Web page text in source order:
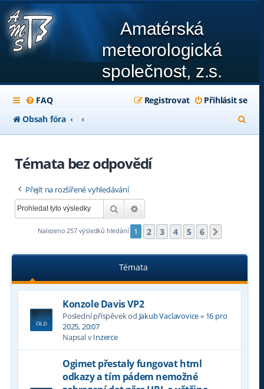
Amatérská
meteorologická
společnost, z.s.
FAQ Přihlásit se
Registrovat
Obsah fóra
l
Témata bez odpovědí
Přejít na rozšířené vyhledávání
Hledat
Nalezeno 257 výsledků hledání 1 2 3 4 5 6
Témata
Konzole Davis VP2
Poslední příspěvek od Jakub Vaclavovice« 16 pro
2025, 20:07
Napsal vInzerce
Ogimet přestaly fungovat html
odkazy a tím pádem nemožné